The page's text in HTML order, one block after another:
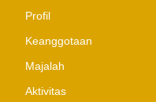
Profil
Keanggotaan
Majalah
Aktivitas